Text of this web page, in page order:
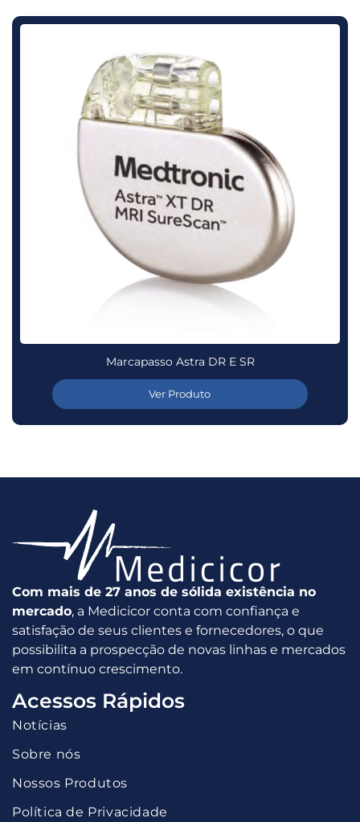
Marcapasso Astra DR E SR
Ver Produto
Com mais de 27 anos de sólida existência no
mercado, a Medicicor conta com confiança e
satisfação de seus clientes e fornecedores, o que
possibilita a prospecção de novas linhas e mercados
em contínuo crescimento.
Acessos Rápidos
Notícias
Sobre nós
Nossos Produtos
Política de Privacidade